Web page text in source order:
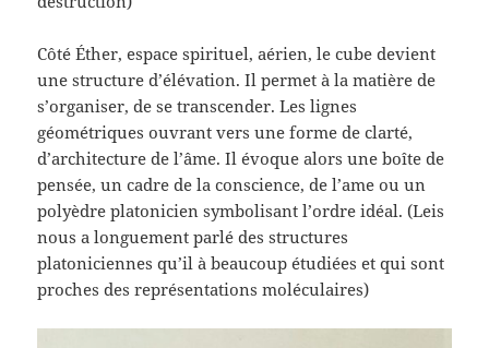
Côté Éther, espace spirituel, aérien, le cube devient
une structure d’élévation. Il permet à la matière de
s’organiser, de se transcender. Les lignes
géométriques ouvrant vers une forme de clarté,
d’architecture de l’âme. Il évoque alors une boîte de
pensée, un cadre de la conscience, de l’ame ou un
polyèdre platonicien symbolisant l’ordre idéal. (Leis
nous a longuement parlé des structures
platoniciennes qu’il à beaucoup étudiées et qui sont
proches des représentations moléculaires)